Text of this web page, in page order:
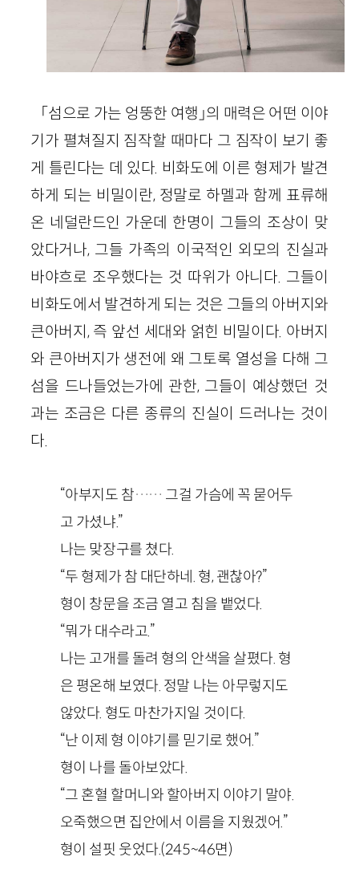
「섬으로 가는 엉뚱한 여행」의 매력은 어떤 이야
기가 펼쳐질지 짐작할 때마다 그 짐작이 보기 좋
게 틀린다는 데 있다. 비화도에 이른 형제가 발견
하게 되는 비밀이란, 정말로 하멜과 함께 표류해
온 네덜란드인 가운데 한명이 그들의 조상이 맞
았다거나, 그들 가족의 이국적인 외모의 진실과
바야흐로 조우했다는 것 따위가 아니다. 그들이
비화도에서 발견하게 되는 것은 그들의 아버지와
큰아버지, 즉 앞선 세대와 얽힌 비밀이다. 아버지
와 큰아버지가 생전에 왜 그토록 열성을 다해 그
섬을 드나들었는가에 관한, 그들이 예상했던 것
과는 조금은 다른 종류의 진실이 드러나는 것이
다.
“아부지도 참…… 그걸 가슴에 꼭 묻어두
고 가셨냐.”
나는 맞장구를 쳤다.
“두 형제가 참 대단하네. 형, 괜찮아?”
형이 창문을 조금 열고 침을 뱉었다.
“뭐가 대수라고.”
나는 고개를 돌려 형의 안색을 살폈다. 형
은 평온해 보였다. 정말 나는 아무렇지도
않았다. 형도 마찬가지일 것이다.
“난 이제 형 이야기를 믿기로 했어.”
형이 나를 돌아보았다.
“그 혼혈 할머니와 할아버지 이야기 말야.
오죽했으면 집안에서 이름을 지웠겠어.”
형이 설핏 웃었다.(245~46면)